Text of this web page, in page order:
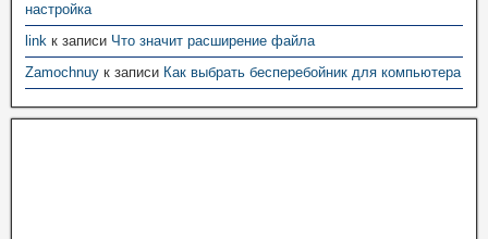
настройка
link к записи Что значит расширение файла
Zamochnuy к записи Как выбрать бесперебойник для компьютера